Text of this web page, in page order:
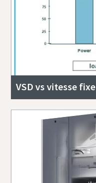
VSD vs vitesse fixe